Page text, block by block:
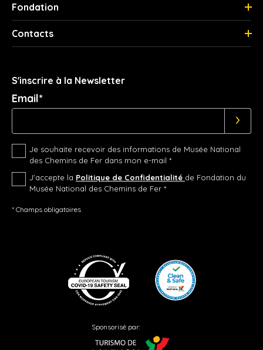
Fondation
Contacts
S'inscrire à la Newsletter
Email*
Je souhaite recevoir des informations de Musée National
des Chemins de Fer dans mon e-mail *
J'accepte la Politique de Confidentialité de Fondation du
Musée National des Chemins de Fer *
* Champs obligatoires
Sponsorisé par: